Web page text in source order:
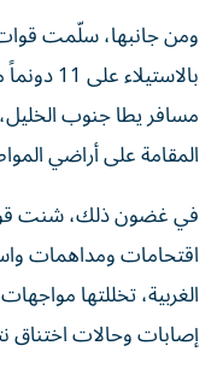
ومن جانبها، سلّمت
مسافر يطا جنوب
المقامة على أراضي
في غضون ذلك، شنت
اقتحامات ومداهمات
الغربية، تخللتها
إصابات وحالات اختناق